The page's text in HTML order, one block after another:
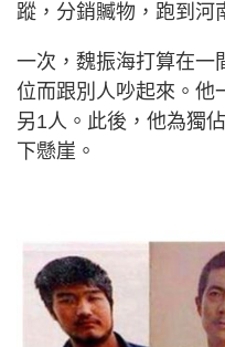
蹤，分銷贓物，跑到河
一次，魏振海打算在一
位而跟別人吵起來。他
另1人。此後，他為獨
下懸崖。